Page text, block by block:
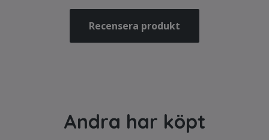
Recensera produkt
Andra har köpt